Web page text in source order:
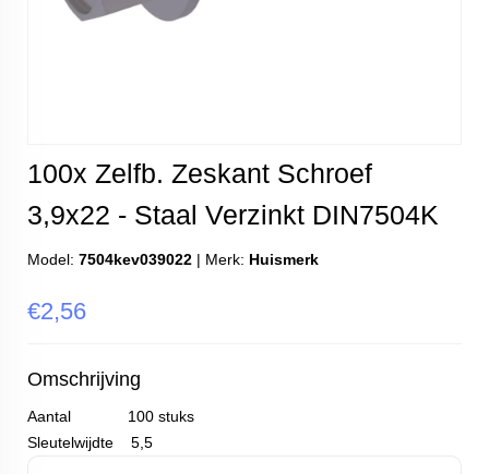
100x Zelfb. Zeskant Schroef
3,9x22 - Staal Verzinkt DIN7504K
Model: 7504kev039022 | Merk: Huismerk
€2,56
Omschrijving
Aantal 100 stuks
Sleutelwijdte 5,5